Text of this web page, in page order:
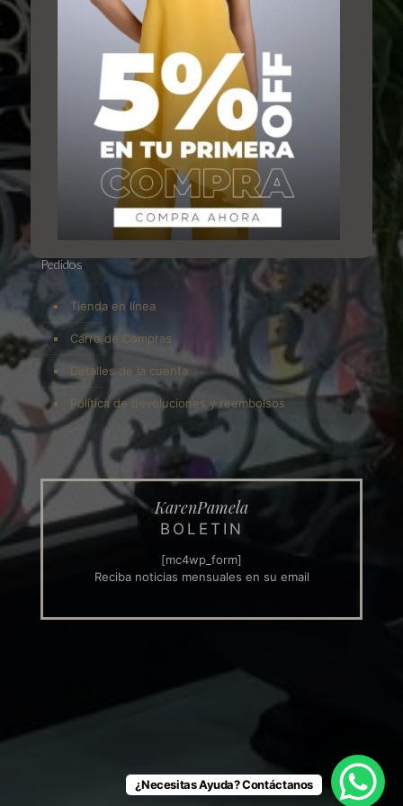
KAREN PAMELA HIGH FASHION
Somos una empresa ubicada en la ciudad de Manta,
provincia de Manabí en la costa del Pacífico del Ecuador,
llevamos tres décadas dedicadas al diseño.
Pedidos
Tienda en línea
Carro de Compras
Detalles de la cuenta
Política de devoluciones y reembolsos
KarenPamela
BOLETIN
[mc4wp_form]
Reciba noticias mensuales en su email
¿Necesitas Ayuda? Contáctanos